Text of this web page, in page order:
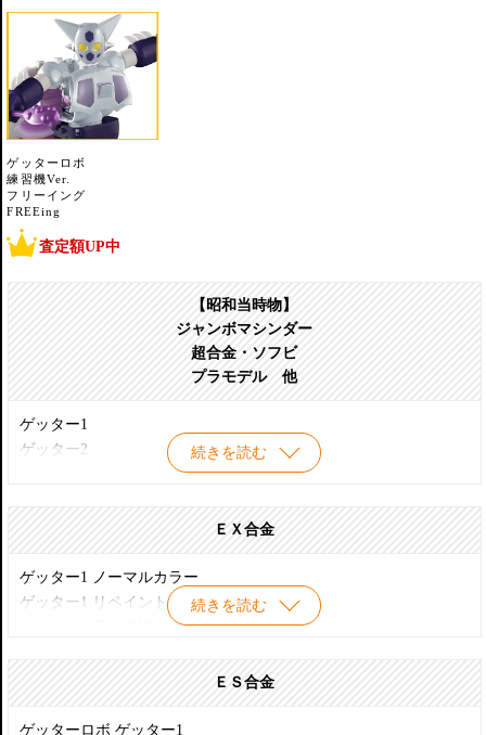
ゲッターロボ
練習機Ver.
フリーイング
FREEing
査定額UP中
【昭和当時物】
ジャンボマシンダー
超合金・ソフビ
プラモデル 他
続きを読む
ゲッター1
ゲッター2
ＥＸ合金
続きを読む
ゲッター1 ノーマルカラー
ゲッター1 リペイントver
ブラックゲッター 竜馬モード(ホビージャパン誌上限定版)
ゲッター2 ノーマルカラー
ＥＳ合金
ゲッターロボ ゲッター1